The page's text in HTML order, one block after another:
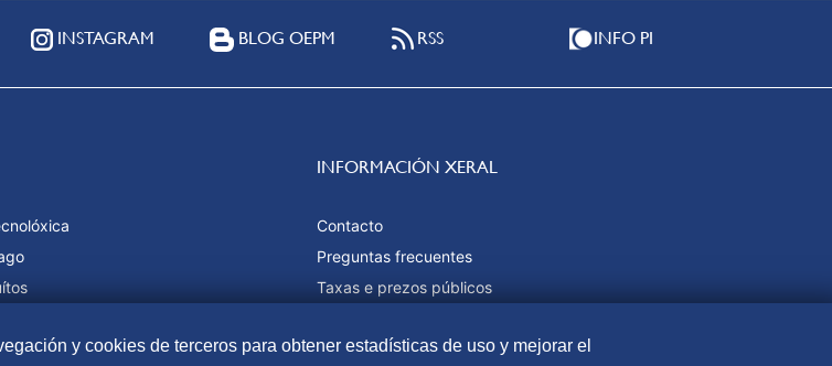
INSTAGRAM BLOG OEPM RSS INFO PI
INFORMACIÓN XERAL
Contacto
Preguntas frecuentes
Taxas e prezos públicos
Mapa web
y cookies de terceros para obtener estadísticas de uso y mejorar el